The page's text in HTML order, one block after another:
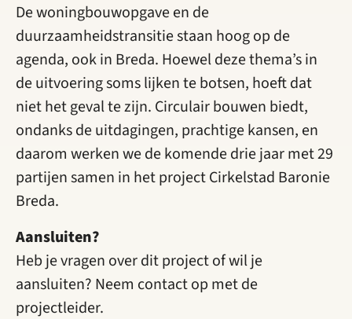
De woningbouwopgave en de
duurzaamheidstransitie staan hoog op de
agenda, ook in Breda. Hoewel deze thema’s in
de uitvoering soms lijken te botsen, hoeft dat
niet het geval te zijn. Circulair bouwen biedt,
ondanks de uitdagingen, prachtige kansen, en
daarom werken we de komende drie jaar met 29
partijen samen in het project Cirkelstad Baronie
Breda.
Aansluiten?
Heb je vragen over dit project of wil je
aansluiten? Neem contact op met de
projectleider.